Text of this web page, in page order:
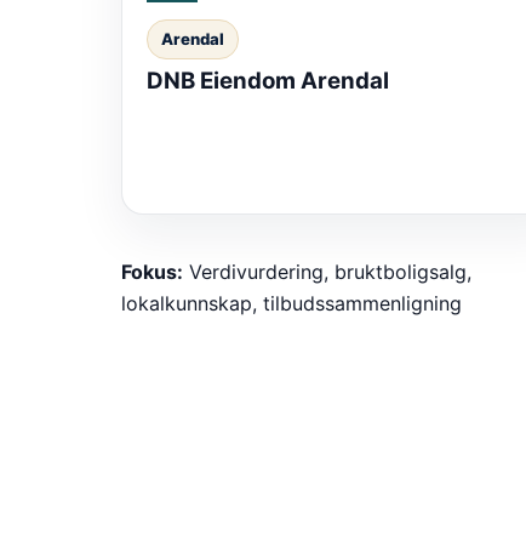
Arendal
DNB Eiendom Arendal
Fokus: Verdivurdering, bruktboligsalg,
lokalkunnskap, tilbudssammenligning